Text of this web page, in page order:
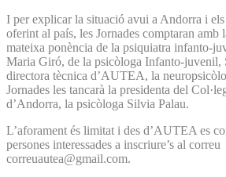
I per explicar la situació avui a Andorra i els
oferint al país, les Jornades comptaran amb
mateixa ponència de la psiquiatra infanto-
Maria Giró, de la psicòloga Infanto-juvenil,
directora tècnica d’AUTEA, la
Jornades les tancarà la presidenta del
d’Andorra, la psicòloga Silvia Palau.
L’aforament és limitat i des d’AUTEA es
persones interessades a inscriure’s al correu
correuautea@gmail.com.